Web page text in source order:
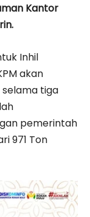
Kantor
Inhil
akan
tiga
pemerintah
971 Ton